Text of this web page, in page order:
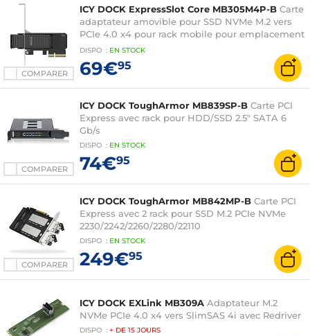
COMPARER
ICY DOCK ExpressSlot Core MB305M4P-B Carte
adaptateur amovible pour SSD NVMe M.2 vers
PCIe 4.0 x4 pour rack mobile pour emplacement
d'extension PCIe
DISPO : EN STOCK
69€95
COMPARER
ICY DOCK ToughArmor MB839SP-B Carte PCI
Express avec rack pour HDD/SSD 2.5" SATA 6
Gb/s
DISPO : EN STOCK
74€95
COMPARER
ICY DOCK ToughArmor MB842MP-B Carte PCI
Express avec 2 rack pour SSD M.2 PCIe NVMe
2230/2242/2260/2280/22110
DISPO : EN STOCK
249€95
ICY DOCK EXLink MB309A Adaptateur M.2
NVMe PCIe 4.0 x4 vers SlimSAS 4i avec Redriver
DISPO : + DE 15 JOURS